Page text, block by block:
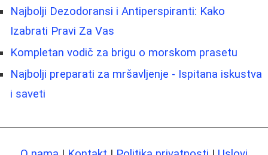
Najbolji Dezodoransi i Antiperspiranti: Kako
Izabrati Pravi Za Vas
Kompletan vodič za brigu o morskom prasetu
Najbolji preparati za mršavljenje - Ispitana iskustva
i saveti